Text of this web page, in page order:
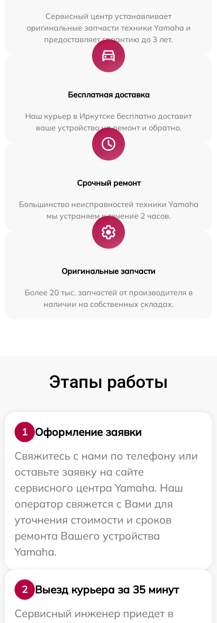
Сервисный центр устанавливает
оригинальные запчасти техники Yamaha и
предоставляет гарантию до 3 лет.
Бесплатная доставка
Наш курьер в Иркутске бесплатно доставит
ваше устройство на ремонт и обратно.
Срочный ремонт
Большинство неисправностей техники Yamaha
мы устраняем в течение 2 часов.
Оригинальные запчасти
Более 20 тыс. запчастей от производителя в
наличии на собственных складах.
Этапы работы
1
Оформление заявки
Свяжитесь с нами по телефону или
оставьте заявку на сайте
сервисного центра Yamaha. Наш
оператор свяжется с Вами для
уточнения стоимости и сроков
ремонта Вашего устройства
Yamaha.
2
Выезд курьера за 35 минут
Сервисный инженер приедет в